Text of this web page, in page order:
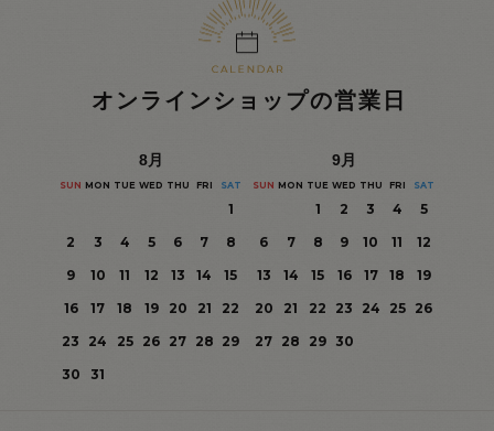
オンラインショップの営業日
8月
SUN MON TUE WED THU FRI SAT
1
2
3 4 5 6 7
8
9
10 11 12 13 14
15
16
17 18 19 20 21
22
23
24 25 26 27 28 29
30
31
9月
SUN MON TUE WED THU FRI SAT
1 2 3 4
5
6
7 8 9 10 11
12
13
14 15 16 17 18
19
20
21 22 23 24 25
26
27 28 29 30